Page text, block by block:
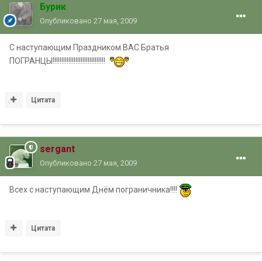
Бурик
Опубликовано 27 мая, 2009
С наступающим Праздником ВАС Братья
ПОГРАНЦЫ!!!!!!!!!!!!!!!!!!!!!!!!!!!!!!
Цитата
sergant
Опубликовано 27 мая, 2009
Всех с наступающим Днём пограничника!!!!
Цитата